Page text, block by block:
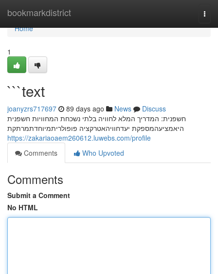
bookmarkdistrict
Home
Home
1
```text
joanyzrs717697 89 days ago News
Discuss
חשפנית: המדריך המלא לחוויה בלתי נשכחת המחוויות חשפנית
היאמציעהמספקת יעדחוויהאטרקציה פופולריתמיוחדתמרתקת
https://zakariaoaem260612.luwebs.com/profile
Comments
Who Upvoted
Comments
Submit a Comment
No HTML